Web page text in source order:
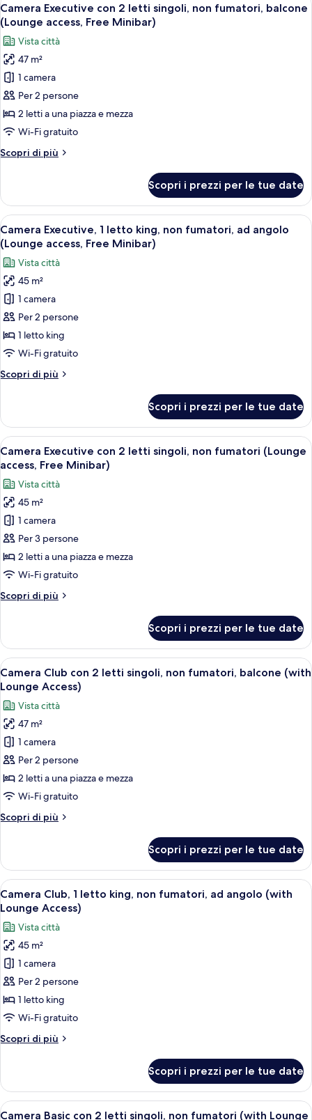
(Penthouse,
Top
floor,
private
terrace)
tutte
le
foto
per
Camera
Executive
con
2
singoli,
balcone
(Lounge
access,
Free
Minibar)
14
Camera Executive con 2 letti singoli, non fumatori, balcone
(Lounge access, Free Minibar)
Vista città
47 m²
1 camera
Per 2 persone
2 letti a una piazza e mezza
Wi-Fi gratuito
Scopri di più
Altri
Executive
con
2
letti
singoli,
non
fumatori,
balcone
(Lounge
access,
Minibar)
Scopri i prezzi per le tue date
Apri
tutte
le
foto
per
Camera
Executive,
1
letto
non
angolo
(Lounge
access,
Free
Minibar)
Camera d'albergo con un grande
14
Camera Executive, 1 letto king, non fumatori, ad angolo
(Lounge access, Free Minibar)
Vista città
45 m²
1 camera
Per 2 persone
1 letto king
Wi-Fi gratuito
Scopri di più
Altri
Executive,
letto
king,
fumatori,
ad
angolo
(Lounge
access,
Minibar)
Scopri i prezzi per le tue date
Apri
tutte
le
foto
per
Camera
Executive
con
2
singoli,
(Lounge
access,
Free
Minibar)
Camera d'albergo con due letti, un
14
Camera Executive con 2 letti singoli, non fumatori (Lounge
access, Free Minibar)
Vista città
45 m²
1 camera
Per 3 persone
2 letti a una piazza e mezza
Wi-Fi gratuito
Scopri di più
Altri
Executive
con
2
letti
singoli,
non
fumatori
(Lounge
access,
Free
Scopri i prezzi per le tue date
Apri
tutte
le
foto
per
Camera
Club
con
2
singoli,
balcone
(with
Lounge
Access)
Una camera d'albergo con un
13
Camera Club con 2 letti singoli, non fumatori, balcone (with
Lounge Access)
Vista città
47 m²
1 camera
Per 2 persone
2 letti a una piazza e mezza
Wi-Fi gratuito
Scopri di più
Altri
Club
con
2
letti
singoli,
non
fumatori,
balcone
(with
Lounge
Scopri i prezzi per le tue date
Apri
tutte
le
foto
per
Camera
Club,
1
letto
non
angolo
(with
Camera d'albergo con un grande
13
Camera Club, 1 letto king, non fumatori, ad angolo (with
Lounge Access)
Vista città
45 m²
1 camera
Per 2 persone
1 letto king
Wi-Fi gratuito
Scopri di più
Altri
Club,
letto
Scopri i prezzi per le tue date
Apri
Camera d'albergo con due letti, un
13
Camera Basic con 2 letti singoli, non fumatori (with Lounge